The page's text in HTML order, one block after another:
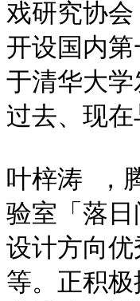
戏研究协
开设国内
于清华大
过去、现在
叶梓涛 ，
验室「落
设计方向
等。正积